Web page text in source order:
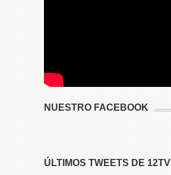
NUESTRO FACEBOOK
ÚLTIMOS TWEETS DE 12TV